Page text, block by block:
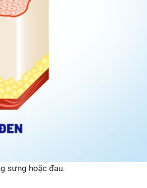
sưng hoặc đau.